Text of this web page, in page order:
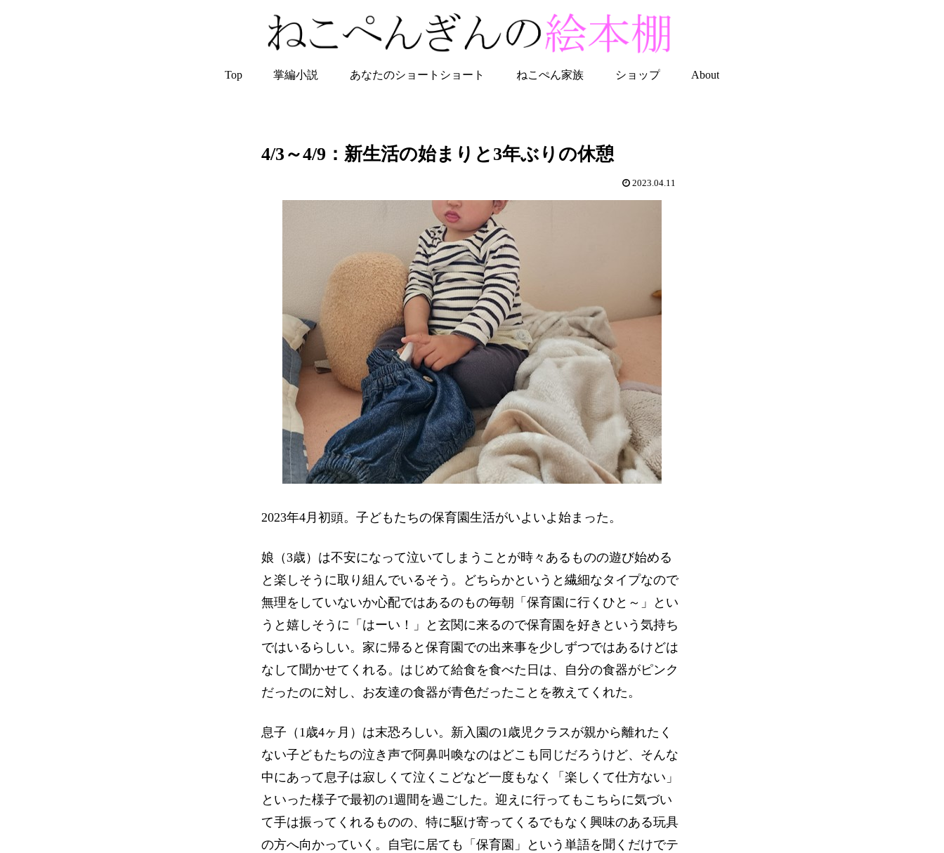
Top 掌編小説 あなたのショートショート ねこぺん家族 ショップ About
4/3～4/9：新生活の始まりと3年ぶりの休憩
2023.04.11
2023年4月初頭。子どもたちの保育園生活がいよいよ始まった。
娘（3歳）は不安になって泣いてしまうことが時々あるものの遊び始める
と楽しそうに取り組んでいるそう。どちらかというと繊細なタイプなので
無理をしていないか心配ではあるのもの毎朝「保育園に行くひと～」とい
うと嬉しそうに「はーい！」と玄関に来るので保育園を好きという気持ち
ではいるらしい。家に帰ると保育園での出来事を少しずつではあるけどは
なして聞かせてくれる。はじめて給食を食べた日は、自分の食器がピンク
だったのに対し、お友達の食器が青色だったことを教えてくれた。
息子（1歳4ヶ月）は末恐ろしい。新入園の1歳児クラスが親から離れたく
ない子どもたちの泣き声で阿鼻叫喚なのはどこも同じだろうけど、そんな
中にあって息子は寂しくて泣くこどなど一度もなく「楽しくて仕方ない」
といった様子で最初の1週間を過ごした。迎えに行ってもこちらに気づい
て手は振ってくれるものの、特に駆け寄ってくるでもなく興味のある玩具
の方へ向かっていく。自宅に居ても「保育園」という単語を聞くだけでテ